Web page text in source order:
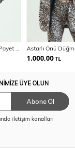
1.000,00 TL
ÜYE OLUN
Abone Ol
iletişim kanalları